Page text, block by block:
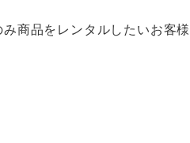
商品をレンタルしたいお客